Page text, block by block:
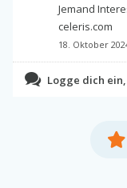
Jemand
celeris.com
18. Oktober
Logge dich